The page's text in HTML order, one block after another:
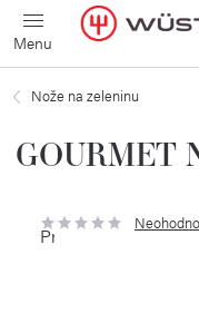
Přejít
na
obsah
Nože na zeleninu
GOURMET
Průměrné
hodnocení